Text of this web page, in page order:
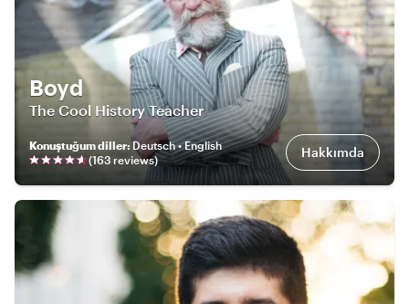
Boyd
The Cool History Teacher
Konuştuğum diller: Deutsch • English
(163 reviews) Hakkımda